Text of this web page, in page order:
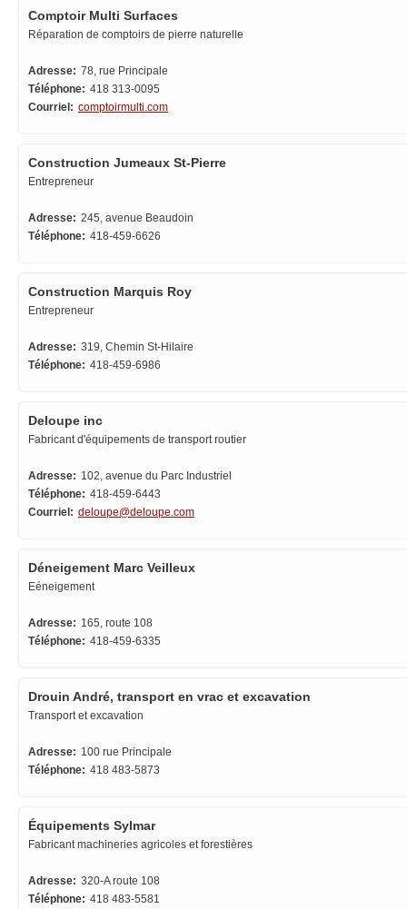
Comptoir Multi Surfaces
Réparation de comptoirs de pierre naturelle
Adresse: 78, rue Principale
Téléphone: 418 313-0095
Courriel: comptoirmulti.com
Construction Jumeaux St-Pierre
Entrepreneur
Adresse: 245, avenue Beaudoin
Téléphone: 418-459-6626
Construction Marquis Roy
Entrepreneur
Adresse: 319, Chemin St-Hilaire
Téléphone: 418-459-6986
Deloupe inc
Fabricant d'équipements de transport routier
Adresse: 102, avenue du Parc Industriel
Téléphone: 418-459-6443
Courriel: deloupe@deloupe.com
Déneigement Marc Veilleux
Eéneigement
Adresse: 165, route 108
Téléphone: 418-459-6335
Drouin André, transport en vrac et excavation
Transport et excavation
Adresse: 100 rue Principale
Téléphone: 418 483-5873
Équipements Sylmar
Fabricant machineries agricoles et forestières
Adresse: 320-A route 108
Téléphone: 418 483-5581